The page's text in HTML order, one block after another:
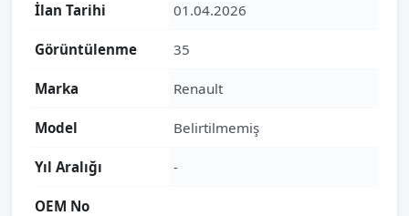
İlan Tarihi 01.04.2026
Görüntülenme 35
Marka Renault
Model Belirtilmemiş
Yıl Aralığı -
OEM No